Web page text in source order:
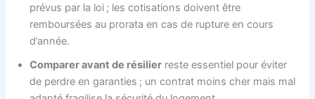
prévus par la loi ; les cotisations doivent être
remboursées au prorata en cas de rupture en cours
d’année.
Comparer avant de résilier reste essentiel pour éviter
de perdre en garanties ; un contrat moins cher mais mal